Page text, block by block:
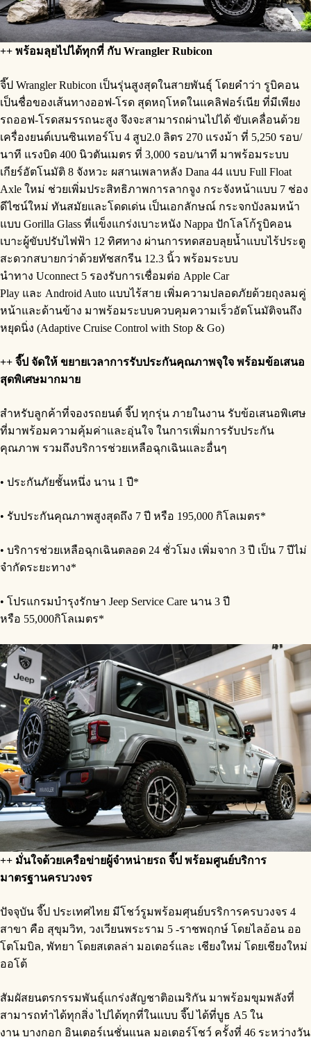
++ พร้อมลุยไปได้ทุกที่ กับ Wrangler Rubicon
จี๊ป Wrangler Rubicon เป็นรุ่นสูงสุดในสายพันธุ์ โดยคำว่า รูบิคอน
เป็นชื่อของเส้นทางออฟ-โรด สุดหฤโหดในแคลิฟอร์เนีย ที่มีเพียง
รถออฟ-โรดสมรรถนะสูง จึงจะสามารถผ่านไปได้ ขับเคลื่อนด้วย
เครื่องยนต์เบนซินเทอร์โบ 4 สูบ2.0 ลิตร 270 แรงม้า ที่ 5,250 รอบ/
นาที แรงบิด 400 นิวตันเมตร ที่ 3,000 รอบ/นาที มาพร้อมระบบ
เกียร์อัตโนมัติ 8 จังหวะ ผสานเพลาหลัง Dana 44 แบบ Full Float
Axle ใหม่ ช่วยเพิ่มประสิทธิภาพการลากจูง กระจังหน้าแบบ 7 ช่อง
ดีไซน์ใหม่ ทันสมัยและโดดเด่น เป็นเอกลักษณ์ กระจกบังลมหน้า
แบบ Gorilla Glass ที่แข็งแกร่งเบาะหนัง Nappa ปักโลโก้รูบิคอน
เบาะผู้ขับปรับไฟฟ้า 12 ทิศทาง ผ่านการทดสอบลุยน้ำแบบไร้ประตู
สะดวกสบายกว่าด้วยทัชสกรีน 12.3 นิ้ว พร้อมระบบ
นำทาง Uconnect 5 รองรับการเชื่อมต่อ Apple Car
Play และ Android Auto แบบไร้สาย เพิ่มความปลอดภัยด้วยถุงลมคู่
หน้าและด้านข้าง มาพร้อมระบบควบคุมความเร็วอัตโนมัติจนถึง
หยุดนิ่ง (Adaptive Cruise Control with Stop & Go)
++ จี๊ป จัดให้ ขยายเวลาการรับประกันคุณภาพจุใจ พร้อมข้อเสนอ
สุดพิเศษมากมาย
สำหรับลูกค้าที่จองรถยนต์ จี๊ป ทุกรุ่น ภายในงาน รับข้อเสนอพิเศษ
ที่มาพร้อมความคุ้มค่าและอุ่นใจ ในการเพิ่มการรับประกัน
คุณภาพ รวมถึงบริการช่วยเหลือฉุกเฉินและอื่นๆ
• ประกันภัยชั้นหนึ่ง นาน 1 ปี*
• รับประกันคุณภาพสูงสุดถึง 7 ปี หรือ 195,000 กิโลเมตร*
• บริการช่วยเหลือฉุกเฉินตลอด 24 ชั่วโมง เพิ่มจาก 3 ปี เป็น 7 ปีไม่
จำกัดระยะทาง*
• โปรแกรมบำรุงรักษา Jeep Service Care นาน 3 ปี
หรือ 55,000กิโลเมตร*
++ มั่นใจด้วยเครือข่ายผู้จำหน่ายรถ จี๊ป พร้อมศูนย์บริการ
มาตรฐานครบวงจร
ปัจจุบัน จี๊ป ประเทศไทย มีโชว์รูมพร้อมศุนย์บรริการครบวงจร 4
สาขา คือ สุขุมวิท, วงเวียนพระราม 5 -ราชพฤกษ์ โดยไลอ้อน ออ
โตโมบิล, พัทยา โดยสเตลล่า มอเตอร์และ เชียงใหม่ โดยเชียงใหม่
ออโต้
สัมผัสยนตรกรรมพันธุ์แกร่งสัญชาติอเมริกัน มาพร้อมขุมพลังที่
สามารถทำได้ทุกสิ่ง ไปได้ทุกที่ในแบบ จี๊ป ได้ที่บูธ A5 ใน
งาน บางกอก อินเตอร์เนชั่นแนล มอเตอร์โชว์ ครั้งที่ 46 ระหว่างวัน